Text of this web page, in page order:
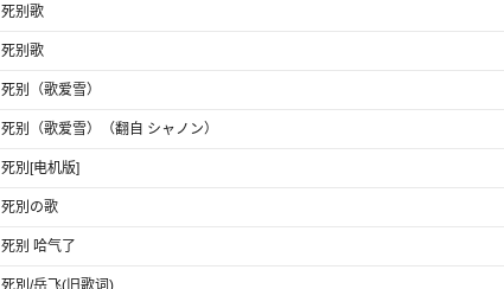
死别歌
死别歌
死别（歌爱雪）
死别（歌爱雪）（翻自 シャノン）
死別[电机版]
死別の歌
死别 哈气了
死別/岳飞(旧歌词)